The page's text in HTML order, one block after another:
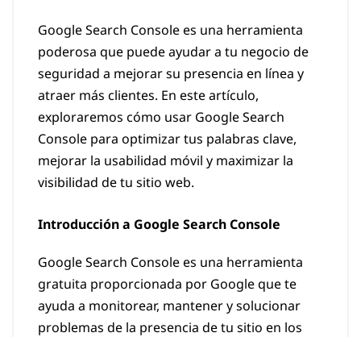
Google Search Console es una herramienta
poderosa que puede ayudar a tu negocio de
seguridad a mejorar su presencia en línea y
atraer más clientes. En este artículo,
exploraremos cómo usar Google Search
Console para optimizar tus palabras clave,
mejorar la usabilidad móvil y maximizar la
visibilidad de tu sitio web.
Introducción a Google Search Console
Google Search Console es una herramienta
gratuita proporcionada por Google que te
ayuda a monitorear, mantener y solucionar
problemas de la presencia de tu sitio en los